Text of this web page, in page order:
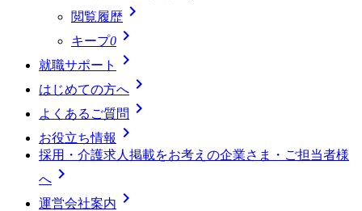
閲覧履歴 
キープ0 
就職サポート 
はじめての方へ 
よくあるご質問 
お役立ち情報 
採用・介護求人掲載をお考えの企業さま・ご担当者様
へ 
運営会社案内 